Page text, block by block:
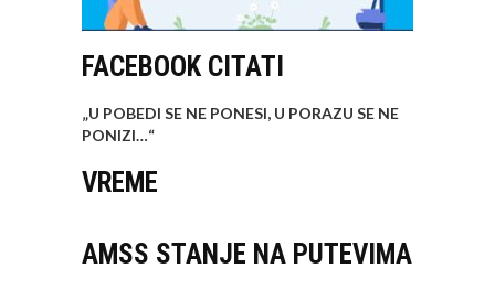
FACEBOOK CITATI
„U POBEDI SE NE PONESI, U PORAZU SE NE
PONIZI…“
VREME
AMSS STANJE NA PUTEVIMA